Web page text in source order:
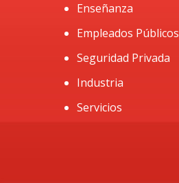
Enseñanza
Empleados Públicos
Seguridad Privada
Industria
Servicios